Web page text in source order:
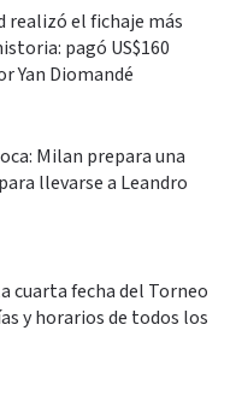
realizó el fichaje más
pagó US$160
Yan Diomandé
Milan prepara una
llevarse a Leandro
cuarta fecha del Torneo
y horarios de todos los